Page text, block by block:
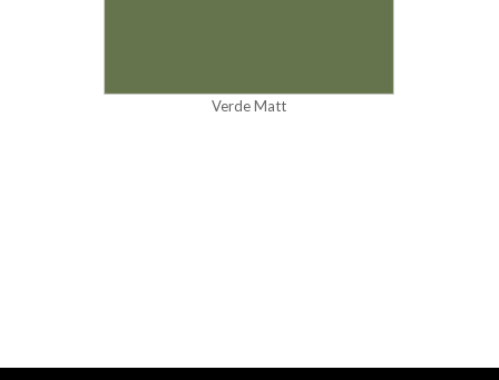
Verde Matt